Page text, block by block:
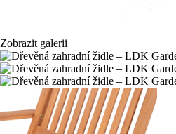
Zobrazit galerii